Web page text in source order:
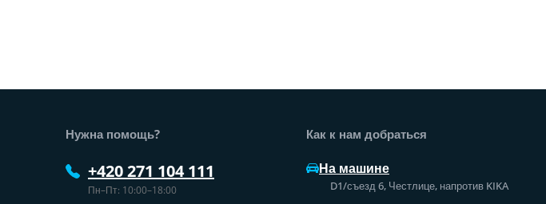
Нужна помощь?
+420 271 104 111
Пн–Пт: 10:00–18:00
Как к нам добраться
На машине
D1/съезд 6, Честлице, напротив KIKA